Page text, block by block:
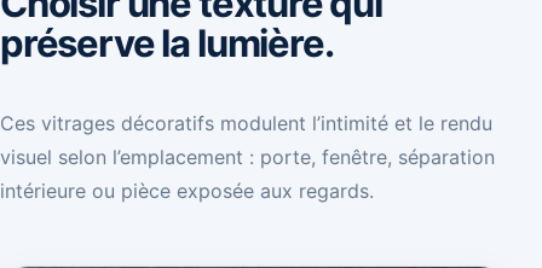
préserve la lumière.
Ces vitrages décoratifs modulent l’intimité et le rendu
visuel selon l’emplacement : porte, fenêtre, séparation
intérieure ou pièce exposée aux regards.